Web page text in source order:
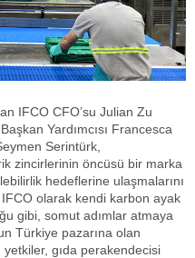
IFCO CFO’su Julian Zu
Yardımcısı Francesca
Serintürk,
zincirlerinin öncüsü bir marka
hedeflerine ulaşmalarını
olarak kendi karbon ayak
gibi, somut adımlar atmaya
Türkiye pazarına olan
gıda perakendecisi